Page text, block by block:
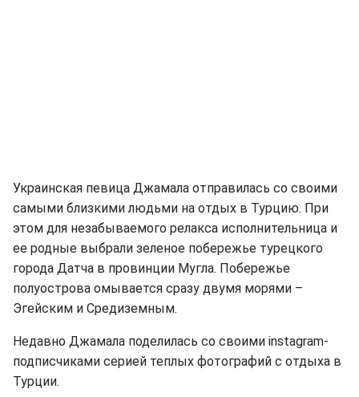
Украинская певица Джамала отправилась со своими
самыми близкими людьми на отдых в Турцию. При
этом для незабываемого релакса исполнительница и
ее родные выбрали зеленое побережье турецкого
города Датча в провинции Мугла. Побережье
полуострова омывается сразу двумя морями –
Эгейским и Средиземным.
Недавно Джамала поделилась со своими instagram-
подписчиками серией теплых фотографий с отдыха в
Турции.